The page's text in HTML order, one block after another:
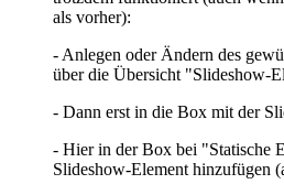
als vorher):
- Anlegen oder Ändern des
über die Übersicht "Slideshow-
- Dann erst in die Box mit der
- Hier in der Box bei "Statische
Slideshow-Element hinzufügen